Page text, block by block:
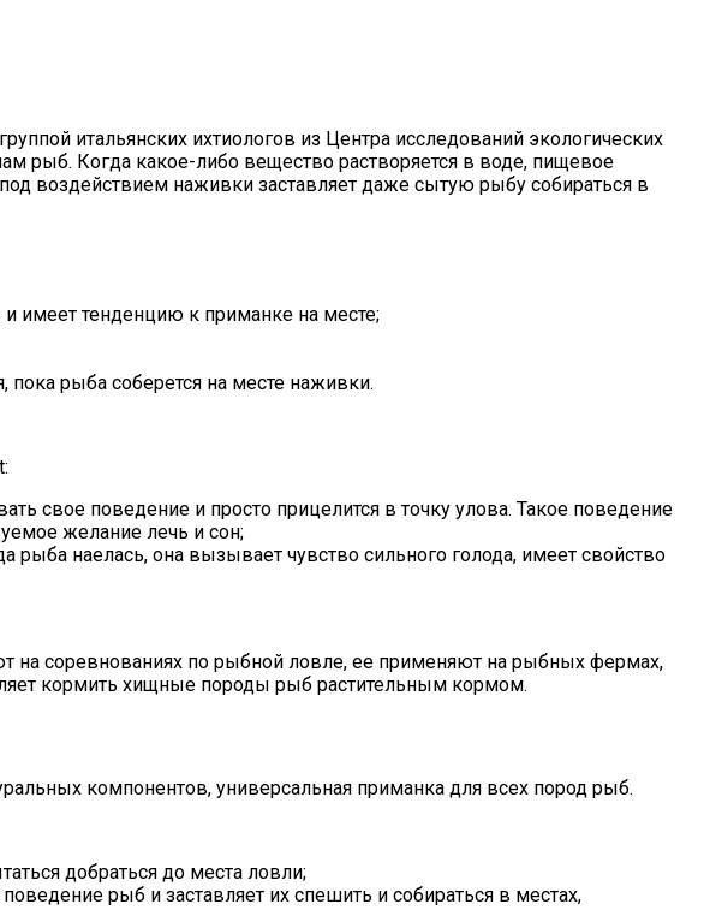
итальянских ихтиологов из Центра исследований экологических
рыб. Когда какое-либо вещество растворяется в воде, пищевое
воздействием наживки заставляет даже сытую рыбу собираться в
имеет тенденцию к приманке на месте;
пока рыба соберется на месте наживки.
свое поведение и просто прицелится в точку улова. Такое поведение
желание лечь и сон;
наелась, она вызывает чувство сильного голода, имеет свойство
на соревнованиях по рыбной ловле, ее применяют на рыбных фермах,
кормить хищные породы рыб растительным кормом.
компонентов, универсальная приманка для всех пород рыб.
добраться до места ловли;
рыб и заставляет их спешить и собираться в местах,